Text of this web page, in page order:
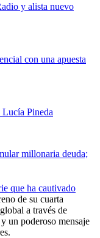
y alista nuevo
con una apuesta
Lucía Pineda
millonaria deuda;
que ha cautivado
de su cuarta
a través de
un poderoso mensaje